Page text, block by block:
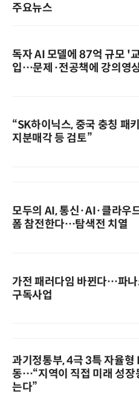
주요뉴스
독자 AI 모델에 87억 규모 '
입…문제·전공책에 강의영
“SK하이닉스, 중국 충칭 패
지분매각 등 검토”
모두의 AI, 통신·AI·클라우
폼 참전한다…탐색전 치열
가전 패러다임 바뀐다…파
구독사업
과기정통부, 4극 3특 자율형
동…“지역이 직접 미래 성장
는다”